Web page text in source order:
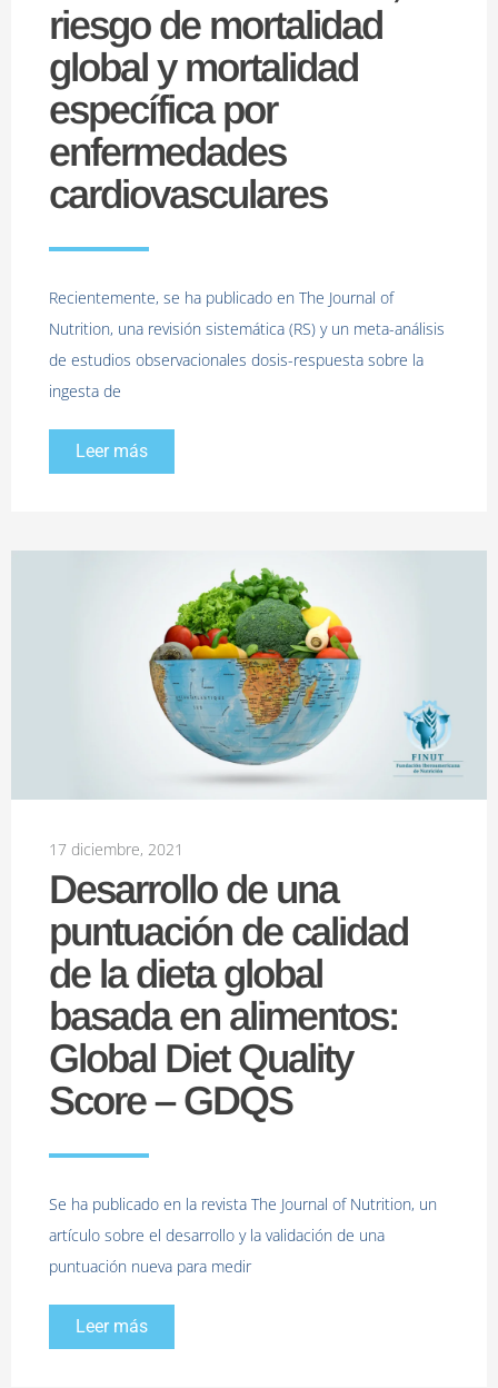
riesgo de mortalidad
global y mortalidad
específica por
enfermedades
cardiovasculares
Recientemente, se ha publicado en The Journal of
Nutrition, una revisión sistemática (RS) y un meta-análisis
de estudios observacionales dosis-respuesta sobre la
ingesta de
Leer más
17 diciembre, 2021
Desarrollo de una
puntuación de calidad
de la dieta global
basada en alimentos:
Global Diet Quality
Score – GDQS
Se ha publicado en la revista The Journal of Nutrition, un
artículo sobre el desarrollo y la validación de una
puntuación nueva para medir
Leer más